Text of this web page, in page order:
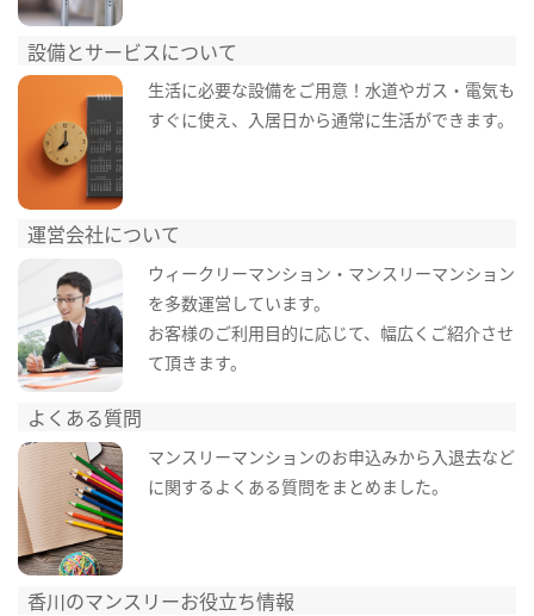
設備とサービスについて
生活に必要な設備をご用意！水道やガス・電気も
すぐに使え、入居日から通常に生活ができます。
運営会社について
ウィークリーマンション・マンスリーマンション
を多数運営しています。
お客様のご利用目的に応じて、幅広くご紹介させ
て頂きます。
よくある質問
マンスリーマンションのお申込みから入退去など
に関するよくある質問をまとめました。
香川のマンスリーお役立ち情報